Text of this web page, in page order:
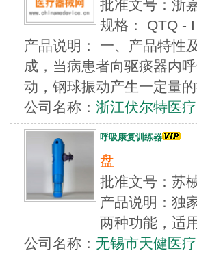
批准文号：
规格： QTQ - I
产品说明： 一、产品特性
成，当病患者向驱痰器内
动，钢球振动产生一定量
公司名称： 浙江伏尔特医
呼吸康复训练器
盘
批准文号：
产品说明：独
两种功能，适
公司名称： 无锡市天健医